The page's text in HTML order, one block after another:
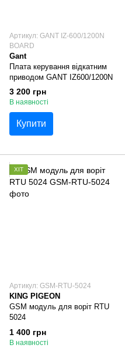
Артикул: GANT IZ-600/1200N
BOARD
Gant
Плата керування відкатним
приводом GANT IZ600/1200N
3 200 грн
В наявності
Купити
ХІТ
Артикул: GSM-RTU-5024
KING PIGEON
GSM модуль для воріт RTU
5024
1 400 грн
В наявності